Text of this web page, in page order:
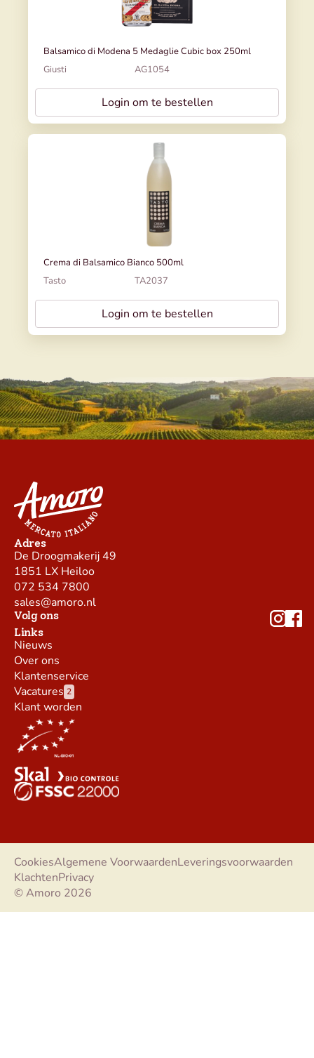
Balsamico di Modena 5 Medaglie Cubic box 250ml
Giusti
AG1054
Login om te bestellen
Crema di Balsamico Bianco 500ml
Tasto
TA2037
Login om te bestellen
Adres
De Droogmakerij 49
1851 LX Heiloo
072 534 7800
sales@amoro.nl
Volg ons
Links
Nieuws
Over ons
Klantenservice
Vacatures 2
Klant worden
© Amoro 2026
CookiesAlgemene VoorwaardenLeveringsvoorwaarden
KlachtenPrivacy